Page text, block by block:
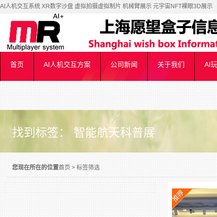
AI人机交互系统 XR数字沙盘 虚拟拍摄虚拟制片 机械臂展示 元宇宙NFT裸眼3D展示
首页 AI人机交互方案 公司新闻 关于我们 AI
找到标签： 智能航天科普展
您现在所在的位置首页 > 标签筛选